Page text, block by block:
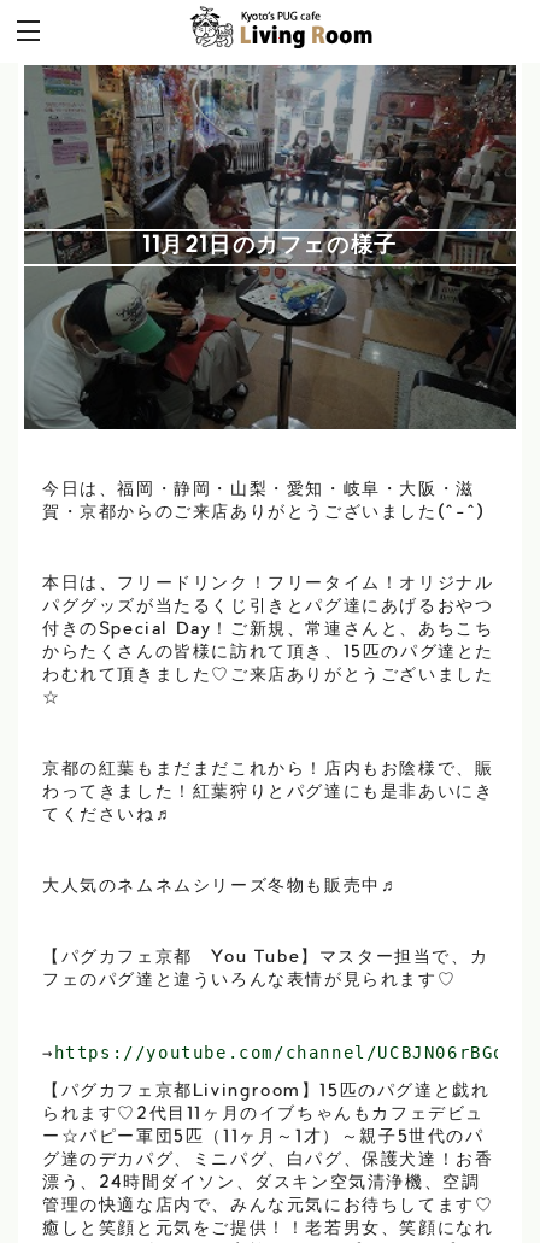
11月21日のカフェの様子
今日は、福岡・静岡・山梨・愛知・岐阜・大阪・滋
賀・京都からのご来店ありがとうございました(^-^)
本日は、フリードリンク！フリータイム！オリジナル
パググッズが当たるくじ引きとパグ達にあげるおやつ
付きのSpecial Day！ご新規、常連さんと、あちこち
からたくさんの皆様に訪れて頂き、15匹のパグ達とた
わむれて頂きました♡ご来店ありがとうございました
☆
京都の紅葉もまだまだこれから！店内もお陰様で、賑
わってきました！紅葉狩りとパグ達にも是非あいにき
てくださいね♬
大人気のネムネムシリーズ冬物も販売中♬
【パグカフェ京都 You Tube】マスター担当で、カ
フェのパグ達と違ういろんな表情が見られます♡
→ https://youtube.com/channel/
【パグカフェ京都Livingroom】15匹のパグ達と戯れ
られます♡2代目11ヶ月のイブちゃんもカフェデビュ
ー☆パピー軍団5匹（11ヶ月～1才）～親子5世代のパ
グ達のデカパグ、ミニパグ、白パグ、保護犬達！お香
漂う、24時間ダイソン、ダスキン空気清浄機、空調
管理の快適な店内で、みんな元気にお待ちしてます♡
癒しと笑顔と元気をご提供！！老若男女、笑顔になれ